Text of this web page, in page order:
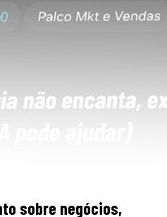
sobre negócios,